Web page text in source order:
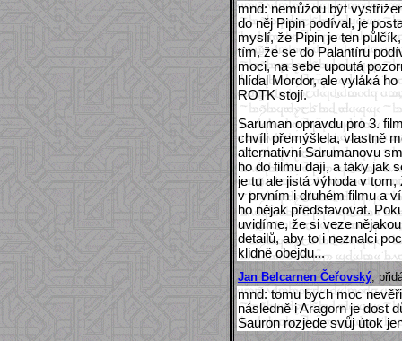
mnd: nemůžou být
do něj Pipin podíval, je
myslí, že Pipin je ten
tím, že se do Palantíru
moci, na sebe upoutá
hlídal Mordor, ale vyláká
ROTK stojí.
Saruman opravdu pro 3.
chvíli přemýšlela, vlastně
alternativní Sarumanovu
ho do filmu dají, a taky jak
je tu ale jistá výhoda v
v prvním i druhém filmu a
ho nějak představovat.
uvidíme, že si veze
detailů, aby to i neznalci
klidně obejdu...
Jan Belcarnen Čeřovský ,
mnd: tomu bych moc
následně i Aragorn je dost
Sauron rozjede svůj útok